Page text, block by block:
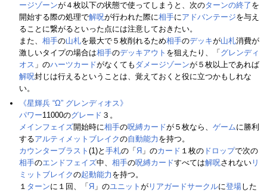
ージゾーンが４枚以下の状態で使ってしまうと、次のターンの終了 を
開始する際の処理で解呪が行われた際に相手にアドバンテージを与え
ることに繋がるといった点には注意しておきたい。
また、 相手の山札を最大で５枚削れるため相手のデッキが山札消費が
激しいタイプの場合は相手のデッキアウト を狙えたり、「 グレンディ
オス 」のハーツカードがなくても ダメージゾーンが５枚以上であれば
解呪封じは行えるということは、覚えておくと役に立つかもしれな
い。
《星輝兵 “Ω” グレンディオス》
パワー11000のグレード ３。
メインフェイズ開始時に相手の呪縛カードが５枚なら、 ゲームに勝利
するアルティメットブレイクの自動能力 を持つ。
カウンターブラスト (1)と 手札の「 Я 」のカード １枚の ドロップで次の
相手のエンドフェイズ中、 相手の呪縛カードすべては解呪されない リ
ミットブレイクの起動能力 を持つ。
１ ターンに１回、「 Я 」のユニット が リアガードサークルに登場した